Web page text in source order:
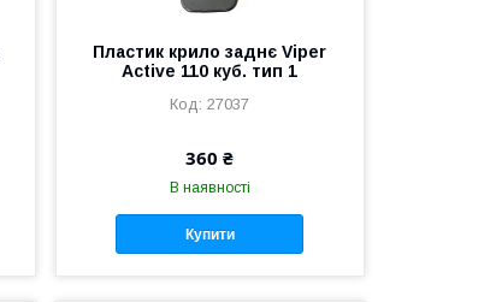
Пластик крило заднє Viper
Active 110 куб. тип 1
27037
360 ₴
В наявності
Купити